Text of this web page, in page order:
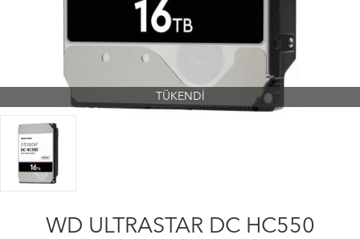
TÜKENDİ
WD ULTRASTAR DC HC550